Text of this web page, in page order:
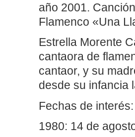
año 2001.
Flamenco «Una
Estrella Morente
cantaora de
cantaor, y su
desde su infancia
Fechas de interés:
1980: 14 de